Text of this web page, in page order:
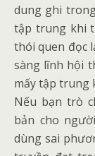
dung ghi
tập trung khi
thói quen đọc
sàng lĩnh hội
mấy tập trung
Nếu bạn trò
bản cho
dùng sai